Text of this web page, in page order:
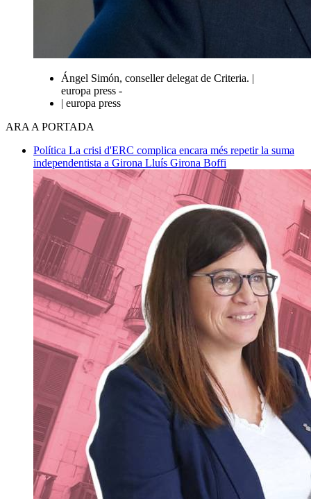
Ángel Simón, conseller delegat de Criteria. |
europa press -
| europa press
ARA A PORTADA
Política La crisi d'ERC complica encara més repetir la suma
independentista a Girona Lluís Girona Boffi